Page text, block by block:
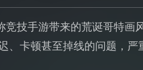
技手游带来的荒诞哥特画
卡顿甚至掉线的问题，严